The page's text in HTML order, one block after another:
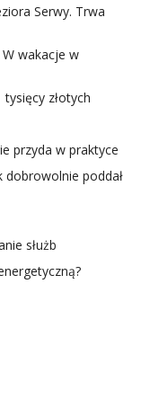
Serwy. Trwa
wakacje w
złotych
przyda w praktyce
dobrowolnie poddał
służb